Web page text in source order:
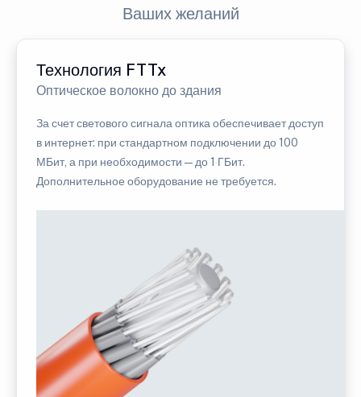
Ваших желаний
Технология FTTx
Оптическое волокно до здания
За счет светового сигнала оптика обеспечивает доступ
в интернет: при стандартном подключении до 100
МБит, а при необходимости — до 1 ГБит.
Дополнительное оборудование не требуется.